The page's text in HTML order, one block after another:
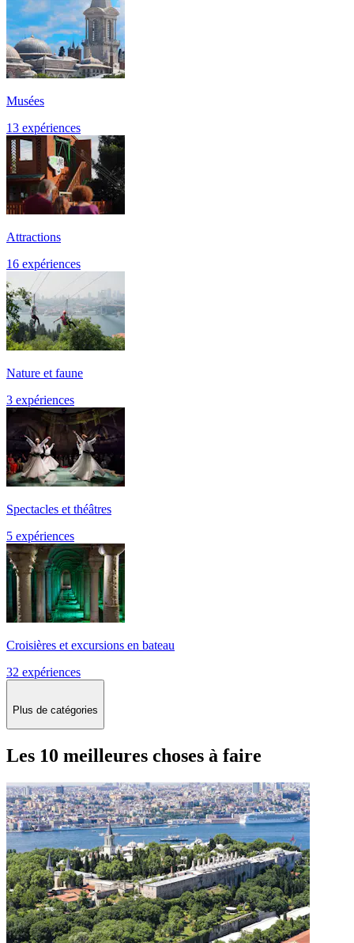
Musées
13 expériences
Attractions
16 expériences
Nature et faune
3 expériences
Spectacles et théâtres
5 expériences
Croisières et excursions en bateau
32 expériences
Plus de catégories
Les 10 meilleures choses à faire